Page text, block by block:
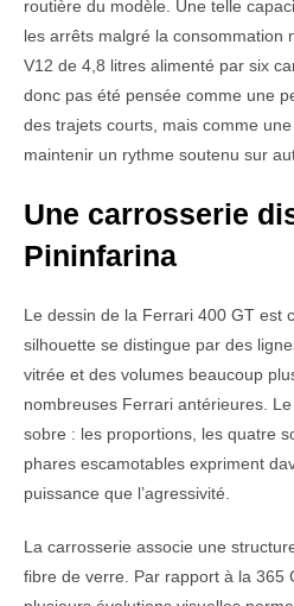
routière du modèle. Une telle
les arrêts malgré la consommation
V12 de 4,8 litres alimenté par six
donc pas été pensée comme une
des trajets courts, mais comme
maintenir un rythme soutenu sur
Une carrosserie
Pininfarina
Le dessin de la Ferrari 400 GT est
silhouette se distingue par des
vitrée et des volumes beaucoup
nombreuses Ferrari antérieures.
sobre : les proportions, les quatre
phares escamotables expriment
puissance que l’agressivité.
La carrosserie associe une
fibre de verre. Par rapport à la 365